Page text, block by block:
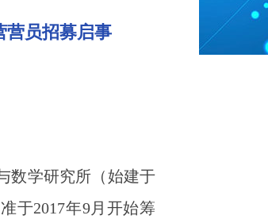
营员招募启事
数学研究所（始建于
于2017年9月开始筹